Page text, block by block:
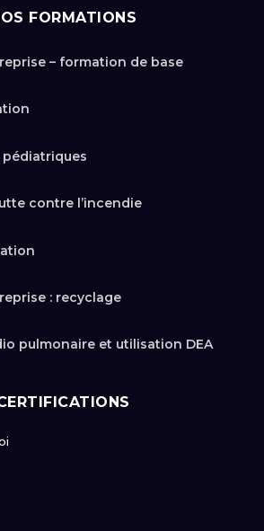
FORMATIONS
– formation de base
pédiatriques
contre l’incendie
: recyclage
pulmonaire et utilisation DEA